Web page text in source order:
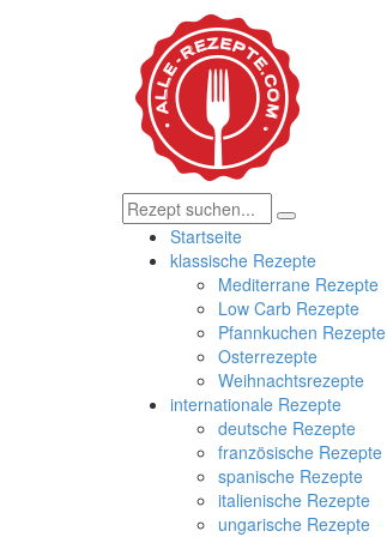
Startseite
klassische Rezepte
Mediterrane Rezepte
Low Carb Rezepte
Pfannkuchen Rezepte
Osterrezepte
Weihnachtsrezepte
internationale Rezepte
deutsche Rezepte
französische Rezepte
spanische Rezepte
italienische Rezepte
ungarische Rezepte